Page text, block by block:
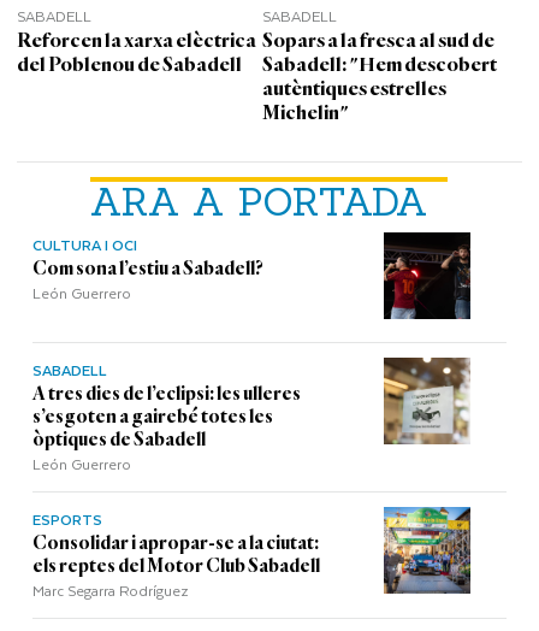
ARA A PORTADA
CULTURA I OCI
Com sona l’estiu a Sabadell?
León Guerrero
SABADELL
A tres dies de l’eclipsi: les ulleres
s’esgoten a gairebé totes les
òptiques de Sabadell
León Guerrero
ESPORTS
Consolidar i apropar-se a la ciutat:
els reptes del Motor Club Sabadell
Marc Segarra Rodríguez
SABADELL
Reforcen la xarxa elèctrica
del Poblenou de Sabadell
SABADELL
Sopars a la fresca al sud de
Sabadell: "Hem descobert
autèntiques estrelles
Michelin"